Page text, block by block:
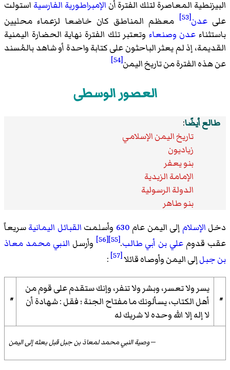
البيزنطية المعاصرة لتلك الفترة أن الإمبراطورية الفارسية استولت
علىعدن[53]
معظم المناطق كان خاضعا لزعماء محليين
باستثناء عدن وصنعاء وتعتبر تلك الفترة نهاية الحضارة اليمنية
القديمة، إذ لم يعثر الباحثون على كتابة واحدة أو شاهد بالمُسند
عن هذه الفترة من تاريخ اليمن[54]
العصور الوسطى
طالع أيضًا:
تاريخ اليمن الإسلامي
زياديون
بنو يعفر
الإمامة الزيدية
الدولة الرسولية
بنو طاهر
دخل الإسلام إلى اليمن عام 630 وأسلمت القبائل اليمانيةسريعاً
عقب قدوم علي بن أبي طالب.
[55]
[56] وأرسل النبي محمد معاذ
بن جبلإلى اليمن وأوصاه قائلا[57]
:
"
يسر ولا تعسر، وبشر ولا تنفر، وإنك ستقدم على قوم من
أهل الكتاب، يسألونك ما مفتاح الجنة ؛ فقل : شهادة أن
لا إله إلا الله وحده لا شريك له
"
—وصية النبي محمد لمعاذ بن جبل قبل بعثه إلى اليمن